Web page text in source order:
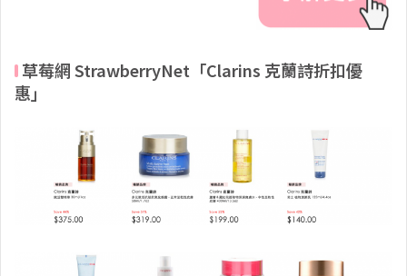
草莓網 StrawberryNet「Clarins 克蘭詩折扣優
惠」